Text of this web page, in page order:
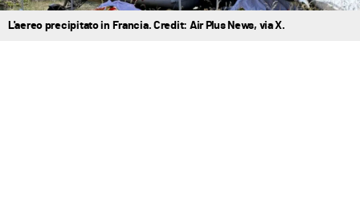
L'aereo precipitato in Francia. Credit: Air Plus News, via X.